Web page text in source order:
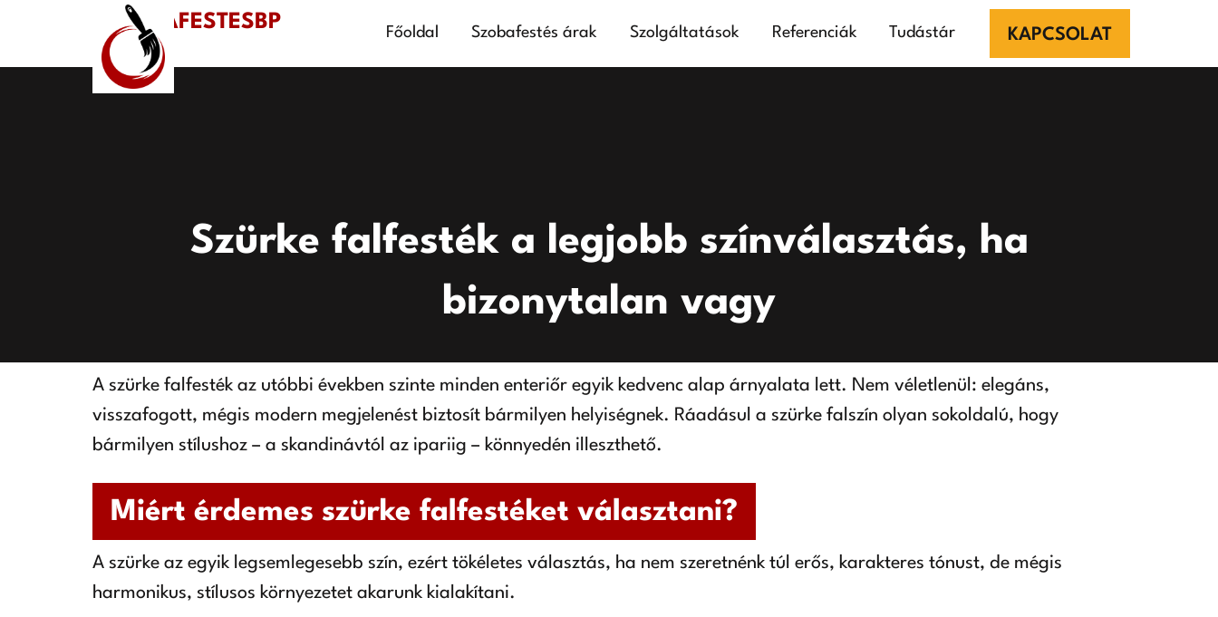
SZOBAFESTESBP Főoldal Szobafestés árak Szolgáltatások Referenciák Tudástár KAPCSOLAT
Szürke falfesték a legjobb színválasztás, ha
bizonytalan vagy
A szürke falfesték az utóbbi években szinte minden enteriőr egyik kedvenc alap árnyalata lett. Nem véletlenül: elegáns,
visszafogott, mégis modern megjelenést biztosít bármilyen helyiségnek. Ráadásul a szürke falszín olyan sokoldalú, hogy
bármilyen stílushoz – a skandinávtól az ipariig – könnyedén illeszthető.
Miért érdemes szürke falfestéket választani?
A szürke az egyik legsemlegesebb szín, ezért tökéletes választás, ha nem szeretnénk túl erős, karakteres tónust, de mégis
harmonikus, stílusos környezetet akarunk kialakítani.